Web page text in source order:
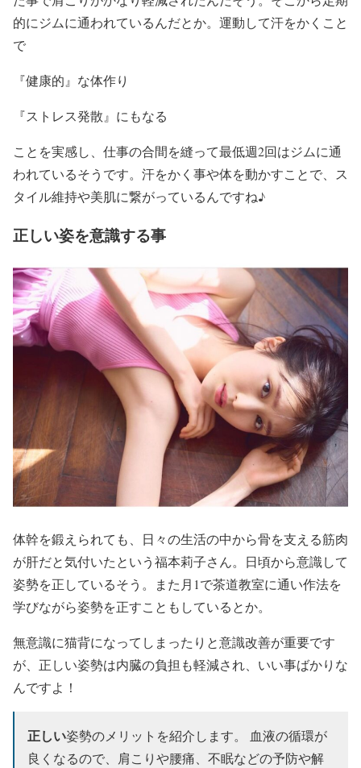
的にジムに通われているんだとか。運動して汗をかくこと
で
『健康的』な体作り
『ストレス発散』にもなる
ことを実感し、仕事の合間を縫って最低週2回はジムに通
われているそうです。汗をかく事や体を動かすことで、ス
タイル維持や美肌に繋がっているんですね♪
正しい姿を意識する事
体幹を鍛えられても、 日々の生活の中から骨を支える筋肉
が肝だと気付いたという福本莉子さん。 日頃から意識して
姿勢を正しているそう。また月1で茶道教室に通い作法を
学びながら姿勢を正すこともしているとか。
無意識に猫背になってしまったりと意識改善が重要です
が、 正しい姿勢は内臓の負担も軽減され、いい事ばかりな
んですよ！
正しい姿勢のメリットを紹介します。 血液の循環が
良くなるので、肩こりや腰痛、不眠などの予防や解